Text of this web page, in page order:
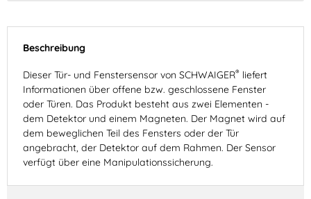
Beschreibung
Dieser Tür- und Fenstersensor von SCHWAIGER®liefert
Informationen über offene bzw. geschlossene Fenster
oder Türen. Das Produkt besteht aus zwei Elementen -
dem Detektor und einem Magneten. Der Magnet wird auf
dem beweglichen Teil des Fensters oder der Tür
angebracht, der Detektor auf dem Rahmen. Der Sensor
verfügt über eine Manipulationssicherung.